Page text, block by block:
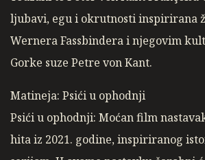
ljubavi, egu i okrutnosti inspirirana
Wernera Fassbindera i njegovim
Gorke suze Petre von Kant.
Matineja: Psići u ophodnji
Psići u ophodnji: Moćan film
hita iz 2021. godine, inspiriranog